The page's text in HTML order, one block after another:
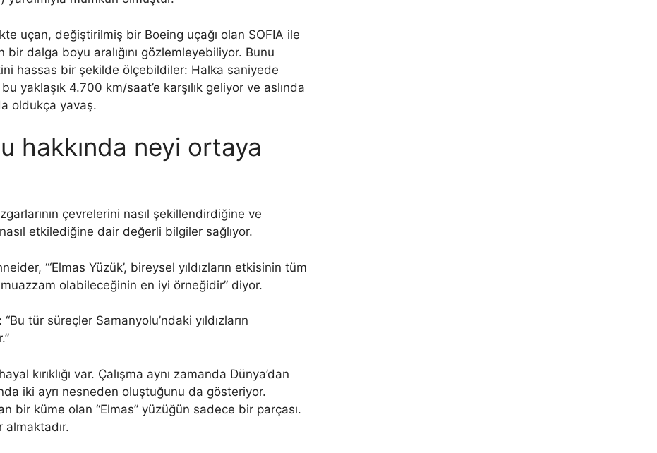
uçan, değiştirilmiş bir Boeing uçağı olan SOFIA ile
bir dalga boyu aralığını gözlemleyebiliyor. Bunu
hassas bir şekilde ölçebildiler: Halka saniyede
yaklaşık 4.700 km/saat’e karşılık geliyor ve aslında
oldukça yavaş.
hakkında neyi ortaya
çevrelerini nasıl şekillendirdiğine ve
etkilediğine dair değerli bilgiler sağlıyor.
“‘Elmas Yüzük’, bireysel yıldızların etkisinin tüm
olabileceğinin en iyi örneğidir” diyor.
tür süreçler Samanyolu’ndaki yıldızların
kırıklığı var. Çalışma aynı zamanda Dünya’dan
iki ayrı nesneden oluştuğunu da gösteriyor.
bir küme olan “Elmas” yüzüğün sadece bir parçası.
almaktadır.